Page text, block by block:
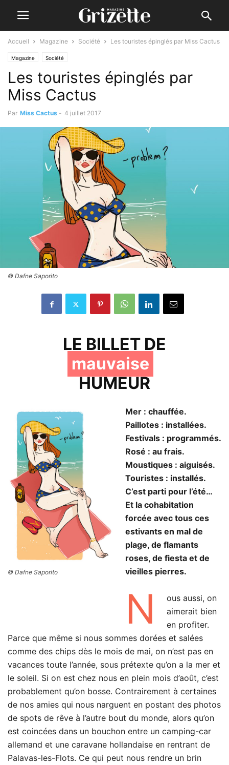
Accueil Magazine Société Les touristes épinglés par Miss Cactus
Magazine Société
Les touristes épinglés par
Miss Cactus
Par Miss Cactus - 4 juillet 2017
© Dafne Saporito
LE BILLET DE
mauvaise
HUMEUR
© Dafne Saporito
Mer : chauffée.
Paillotes : installées.
Festivals : programmés.
Rosé : au frais.
Moustiques : aiguisés.
Touristes : installés.
C’est parti pour l’été…
Et la cohabitation
forcée avec tous ces
estivants en mal de
plage, de flamants
roses, de fiesta et de
vieilles pierres.
N
ous aussi, on
aimerait bien
en profiter.
Parce que même si nous sommes dorées et salées
comme des chips dès le mois de mai, on n’est pas en
vacances toute l’année, sous prétexte qu’on a la mer et
le soleil. Si on est chez nous en plein mois d’août, c’est
probablement qu’on bosse. Contrairement à certaines
de nos amies qui nous narguent en postant des photos
de spots de rêve à l’autre bout du monde, alors qu’on
est coincées dans un bouchon entre un camping-car
allemand et une caravane hollandaise en rentrant de
Palavas-les-Flots. Ce qui peut nous rendre un brin